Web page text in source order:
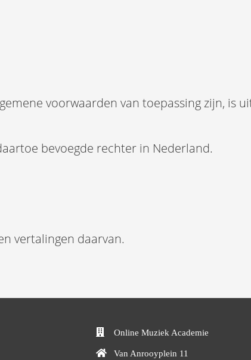
voorwaarden van toepassing zijn, is
bevoegde rechter in Nederland.
vertalingen daarvan.
Online Muziek Academie
Van Anrooyplein 11